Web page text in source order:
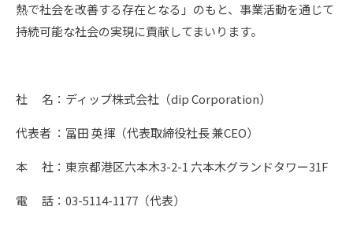
熱で社会を改善する存在となる」のもと、事業活動を通じて
持続可能な社会の実現に貢献してまいります。
社 名：ディップ株式会社（dip Corporation）
代表者 ：冨田 英揮（代表取締役社長 兼CEO）
本 社：東京都港区六本木3-2-1 六本木グランドタワー31F
電 話：03-5114-1177（代表）